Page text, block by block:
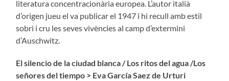
literatura concentracionària europea. L’autor italià
d’origen jueu el va publicar el 1947 i hi recull amb estil
sobri i cru les seves vivències al camp d’extermini
d’Auschwitz.
El silencio de la ciudad blanca / Los ritos del agua /Los
señores del tiempo > Eva García Saez de Urturi